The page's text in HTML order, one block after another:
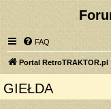
FAQ
Portal RetroTRAKTOR.pl
GIEŁDA